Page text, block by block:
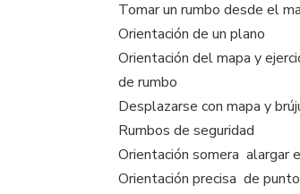
Tomar un rumbo desde el
Orientación de un plano
Orientación del mapa y
de rumbo
Desplazarse con mapa y
Rumbos de seguridad
Orientación somera  alargar
Orientación precisa  de